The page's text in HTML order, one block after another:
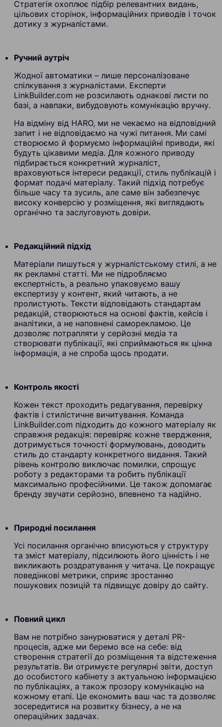
Стратегія охоплює підбір релевантних видань,
цільових сторінок, інформаційних приводів і точок
дотику з журналістами.
Ручний аутріч
Жодної автоматики – лише персоналізоване
спілкування з журналістами. Експерти
LinkBuilder.com не розсилають однакові листи по
базі, а навпаки, вибудовують комунікацію вручну.
На відміну від HARO, ми не чекаємо на відповідний
запит і не відповідаємо на чужі питання. Ми самі
створюємо й формуємо інформаційні приводи, які
будуть цікавими медіа. Для кожного приводу
підбирається конкретний журналіст,
враховуються інтереси редакції, стиль публікацій і
формат подачі матеріалу. Такий підхід потребує
більше часу та зусиль, але саме він забезпечує
високу конверсію у розміщення, які виглядають
органічно та заслуговують довіри.
Редакційний підхід
Матеріали пишуться у журналістському стилі, а не
як рекламні статті. Ми не підробляємо
експертність, а реально упаковуємо вашу
експертизу у контент, який читають, а не
пролистують. Тексти відповідають стандартам
редакцій, створюються на основі фактів, кейсів і
аналітики, а не наповнені саморекламою. Це
дозволяє потрапляти у серйозні медіа та
створювати публікації, які сприймаються як цінна
інформація, а не спроба щось продати.
Контроль якості
Кожен текст проходить редагування, перевірку
фактів і стилістичне вичитування. Команда
LinkBuilder.com підходить до кожного матеріалу як
справжня редакція: перевіряє кожне твердження,
дотримується точності формулювань, доводить
стиль до стандарту конкретного видання. Такий
рівень контролю виключає помилки, спрощує
роботу з редакторами та робить публікації
максимально професійними. Це також допомагає
бренду звучати серйозно, впевнено та надійно.
Природні посилання
Усі посилання органічно вписуються у структуру
та зміст матеріалу, підсилюють його цінність і не
викликають роздратування у читача. Це покращує
поведінкові метрики, сприяє зростанню
пошукових позицій та підвищує довіру до сайту.
Повний цикл
Вам не потрібно занурюватися у деталі PR-
процесів, адже ми беремо все на себе: від
створення стратегії до розміщення та відстеження
результатів. Ви отримуєте регулярні звіти, доступ
до особистого кабінету з актуальною інформацією
по публікаціях, а також прозору комунікацію на
кожному етапі. Це економить ваш час та дозволяє
зосередитися на розвитку бізнесу, а не на
операційних задачах.